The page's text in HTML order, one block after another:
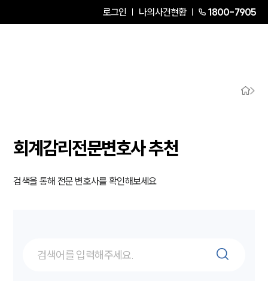
로그인 나의사건현황 1800-7905
회계감리전문변호사 추천
검색을 통해 전문 변호사를 확인해보세요